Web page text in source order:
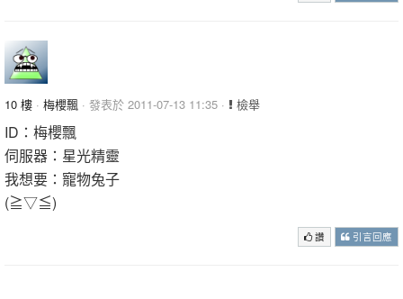
10 樓 · 梅櫻飄 · 發表於 2011-07-13 11:35 · 檢舉
ID：梅櫻飄
伺服器：星光精靈
我想要：寵物兔子
(≧▽≦)
讚 引言回應